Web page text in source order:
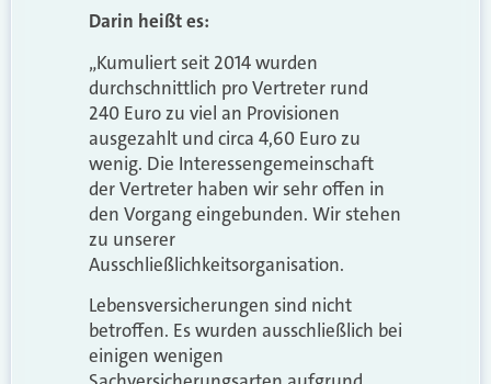
Darin heißt es:
„Kumuliert seit 2014 wurden
durchschnittlich pro Vertreter rund
240 Euro zu viel an Provisionen
ausgezahlt und circa 4,60 Euro zu
wenig. Die Interessengemeinschaft
der Vertreter haben wir sehr offen in
den Vorgang eingebunden. Wir stehen
zu unserer
Ausschließlichkeitsorganisation.
Lebensversicherungen sind nicht
betroffen. Es wurden ausschließlich bei
einigen wenigen